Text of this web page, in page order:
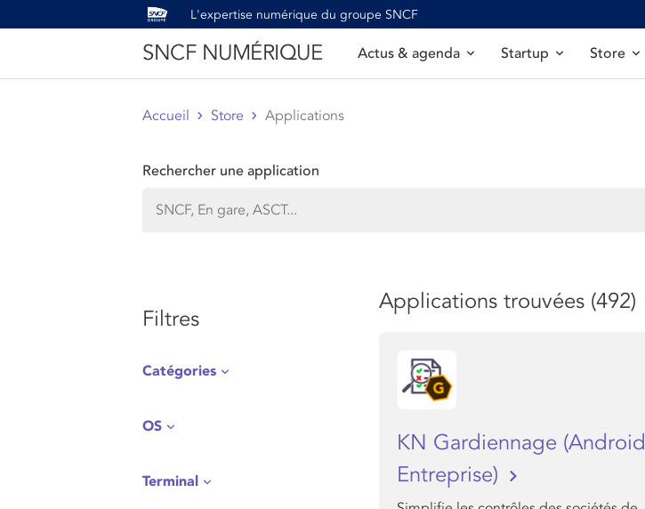
L'expertise numérique du groupe SNCF
SNCF NUMÉRIQUE Actus & agenda Startup Store
Accueil Store Applications
Rechercher une application
Filtres
Catégories
OS
Terminal
Applications trouvées (492)
KN Gardiennage (Android
Entreprise)